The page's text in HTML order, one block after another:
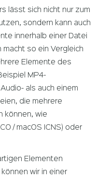
lässt sich nicht nur zum
sondern kann auch
innerhalb einer Datei
macht so ein Vergleich
Elemente des
MP4-
als auch einem
die mehrere
können, wie
/ macOS ICNS) oder
Elementen
wir in einer